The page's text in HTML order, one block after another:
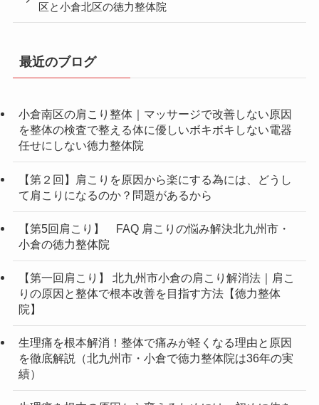
区と小倉北区の徳力整体院
最近のブログ
小倉南区の肩こり整体｜マッサージで改善しない原因
を整体の検査で整える体に優しいボキボキしない電器
任せにしない徳力整体院
【第２回】肩こりを原因から楽にする為には、どうし
て肩こりになるのか？問題があるから
【第5回肩こり】 FAQ 肩こりの悩み解決北九州市・
小倉の徳力整体院
【第一回肩こり】 北九州市小倉の肩こり解消法｜肩こ
りの原因と整体で根本改善を目指す方法【徳力整体
院】
生理痛を根本解消！整体で痛みが軽くなる理由と原因
を徹底解説（北九州市・小倉で徳力整体院は36年の実
績）